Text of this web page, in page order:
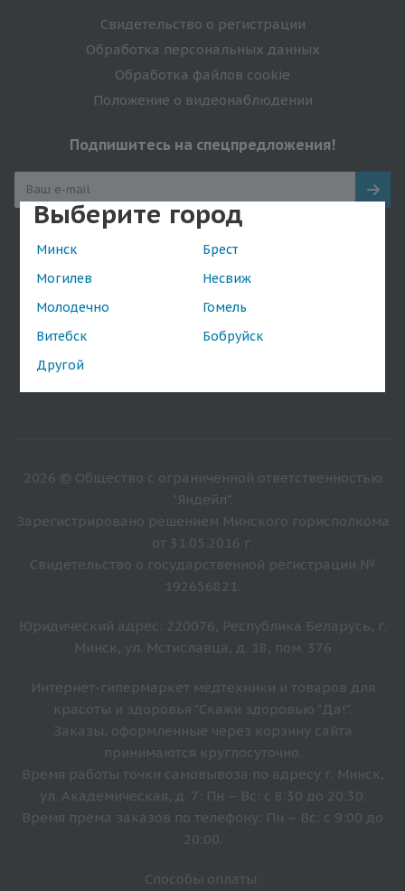
Выберите город
Минск
Брест
Могилев
Несвиж
Молодечно
Гомель
Витебск
Бобруйск
Другой
Свидетельство о регистрации
Обработка персональных данных
Обработка файлов cookie
Положение о видеонаблюдении
Подпишитесь на спецпредложения!
Оставайтесь на связи
Наши контакты
2026 © Общество с ограниченной ответственностью
"Яндейл".
Зарегистрировано решением Минского горисполкома
от 31.05.2016 г.
Свидетельство о государственной регистрации №
192656821.
Юридический адрес: 220076, Республика Беларусь, г.
Минск, ул. Мстиславца, д. 18, пом. 376
Интернет-гипермаркет медтехники и товаров для
красоты и здоровья "Скажи здоровью "Да!".
Заказы, оформленные через корзину сайта
принимаются круглосуточно.
Время работы точки самовывоза по адресу г. Минск,
ул. Академическая, д. 7: Пн – Вс: с 8:30 до 20:30.
Время прёма заказов по телефону: Пн – Вс: с 9:00 до
20:00.
Способы оплаты: